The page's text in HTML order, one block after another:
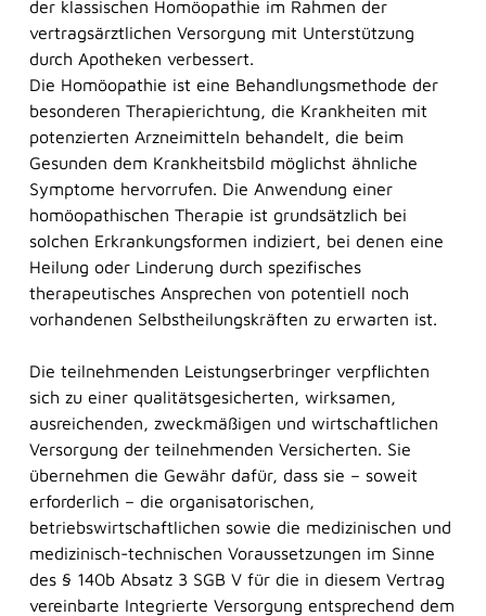
der klassischen Homöopathie im Rahmen der
vertragsärztlichen Versorgung mit Unterstützung
durch Apotheken verbessert.
Die Homöopathie ist eine Behandlungsmethode der
besonderen Therapierichtung, die Krankheiten mit
potenzierten Arzneimitteln behandelt, die beim
Gesunden dem Krankheitsbild möglichst ähnliche
Symptome hervorrufen. Die Anwendung einer
homöopathischen Therapie ist grundsätzlich bei
solchen Erkrankungsformen indiziert, bei denen eine
Heilung oder Linderung durch spezifisches
therapeutisches Ansprechen von potentiell noch
vorhandenen Selbstheilungskräften zu erwarten ist.
Die teilnehmenden Leistungserbringer verpflichten
sich zu einer qualitätsgesicherten, wirksamen,
ausreichenden, zweckmäßigen und wirtschaftlichen
Versorgung der teilnehmenden Versicherten. Sie
übernehmen die Gewähr dafür, dass sie – soweit
erforderlich – die organisatorischen,
betriebswirtschaftlichen sowie die medizinischen und
medizinisch-technischen Voraussetzungen im Sinne
des § 140b Absatz 3 SGB V für die in diesem Vertrag
vereinbarte Integrierte Versorgung entsprechend dem
Herzlich willkommen bei der BKK SBH! Wie
kann ich Ihnen helfen?